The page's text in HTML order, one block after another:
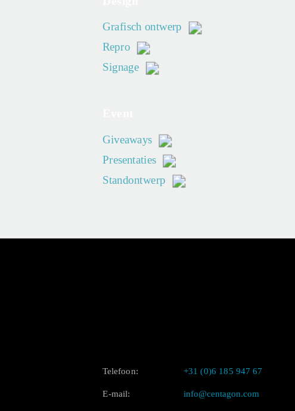
Grafisch ontwerp
Repro
Signage
Giveaways
Presentaties
Standontwerp
Telefoon:
E-mail:
+31 (0)6 185 947 67
info@centagon.com